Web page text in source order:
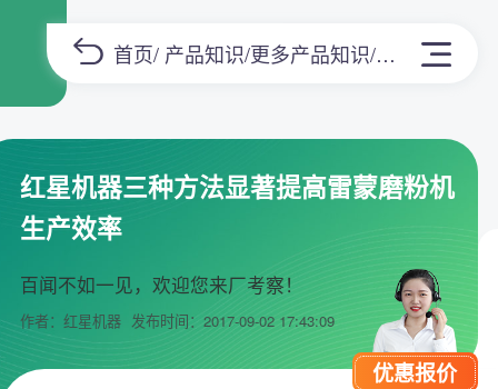
首页/ 产品知识/更多产品知识/正文
红星机器三种方法显著提高雷蒙磨粉机
生产效率
百闻不如一见，欢迎您来厂考察！
作者：红星机器 发布时间：2017-09-02 17:43:09
优惠报价